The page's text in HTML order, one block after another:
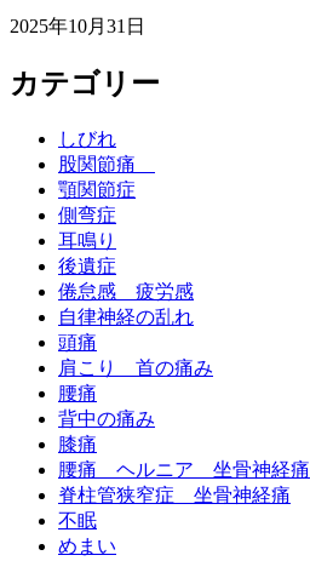
2025年10月31日
カテゴリー
しびれ
股関節痛
顎関節症
側弯症
耳鳴り
後遺症
倦怠感 疲労感
自律神経の乱れ
頭痛
肩こり 首の痛み
腰痛
背中の痛み
膝痛
腰痛 ヘルニア 坐骨神経痛
脊柱管狭窄症 坐骨神経痛
不眠
めまい